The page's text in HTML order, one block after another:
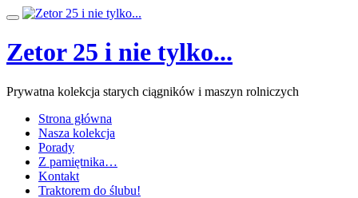
Przeskocz
treści
Przełącz
Zetor 25 i nie tylko...
Prywatna kolekcja starych ciągników i maszyn rolniczych
Strona główna
Nasza kolekcja
Porady
Z pamiętnika…
Kontakt
Traktorem do ślubu!